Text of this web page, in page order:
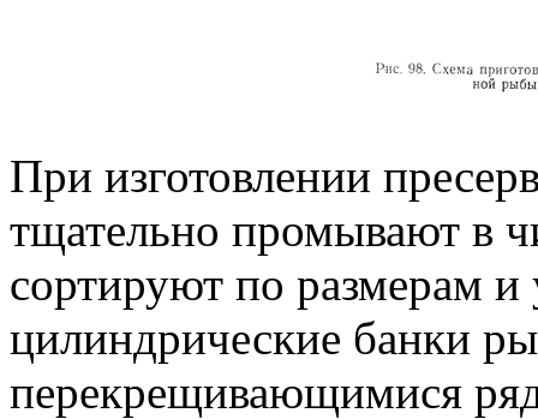
При изготовлении
тщательно промывают в
сортируют по размерам
цилиндрические банки
перекрещивающимися